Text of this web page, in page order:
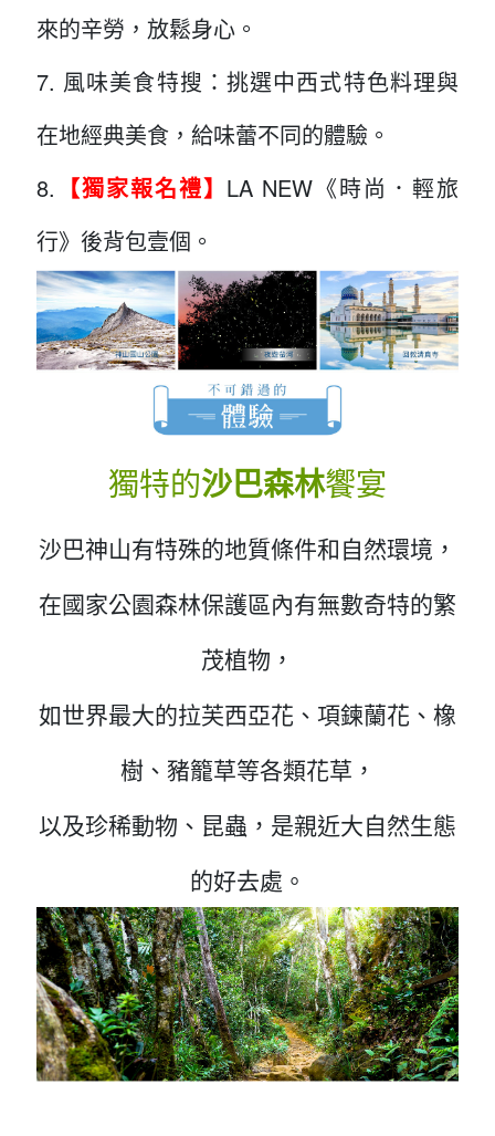
來的辛勞，放鬆身心。
7. 風味美食特搜：挑選中西式特色料理與
在地經典美食，給味蕾不同的體驗。
8. 【獨家報名禮】 LA NEW《時尚．輕旅
行》後背包壹個。
獨特的沙巴森林饗宴
沙巴神山有特殊的地質條件和自然環境，
在國家公園森林保護區內有無數奇特的繁
茂植物，
如世界最大的拉芙西亞花、項鍊蘭花、橡
樹、豬籠草等各類花草，
以及珍稀動物、昆蟲，是親近大自然生態
的好去處。